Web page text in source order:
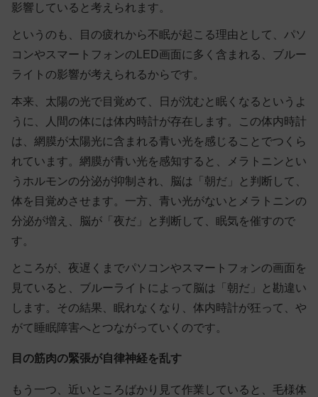
影響していると考えられます。
というのも、目の疲れから不眠が起こる理由として、パソ
コンやスマートフォンのLED画面に多く含まれる、ブルー
ライトの影響が考えられるからです。
本来、太陽の光で目覚めて、日が沈むと眠くなるというよ
うに、人間の体には体内時計が存在します。この体内時計
は、網膜が太陽光に含まれる青い光を感じることでつくら
れています。網膜が青い光を感知すると、メラトニンとい
うホルモンの分泌が抑制され、脳は「朝だ」と判断して、
体を目覚めさせます。一方、青い光がないとメラトニンの
分泌が増え、脳が「夜だ」と判断して、眠気を催すので
す。
ところが、夜遅くまでパソコンやスマートフォンの画面を
見ていると、 ブルーライトによって脳は「朝だ」と勘違い
します。その結果、眠れなくなり、体内時計が狂って、や
がて睡眠障害へとつながっていくのです。
目の筋肉の緊張が自律神経を乱す
もう一つ、近いところばかり見て作業していると、毛様体